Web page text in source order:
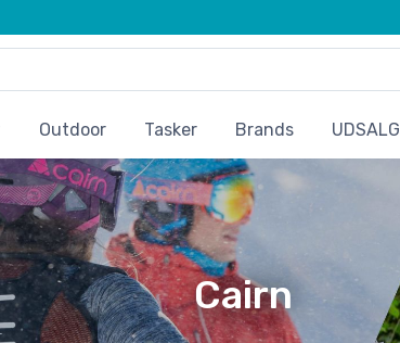
Outdoor Tasker Brands UDSALG
Cairn